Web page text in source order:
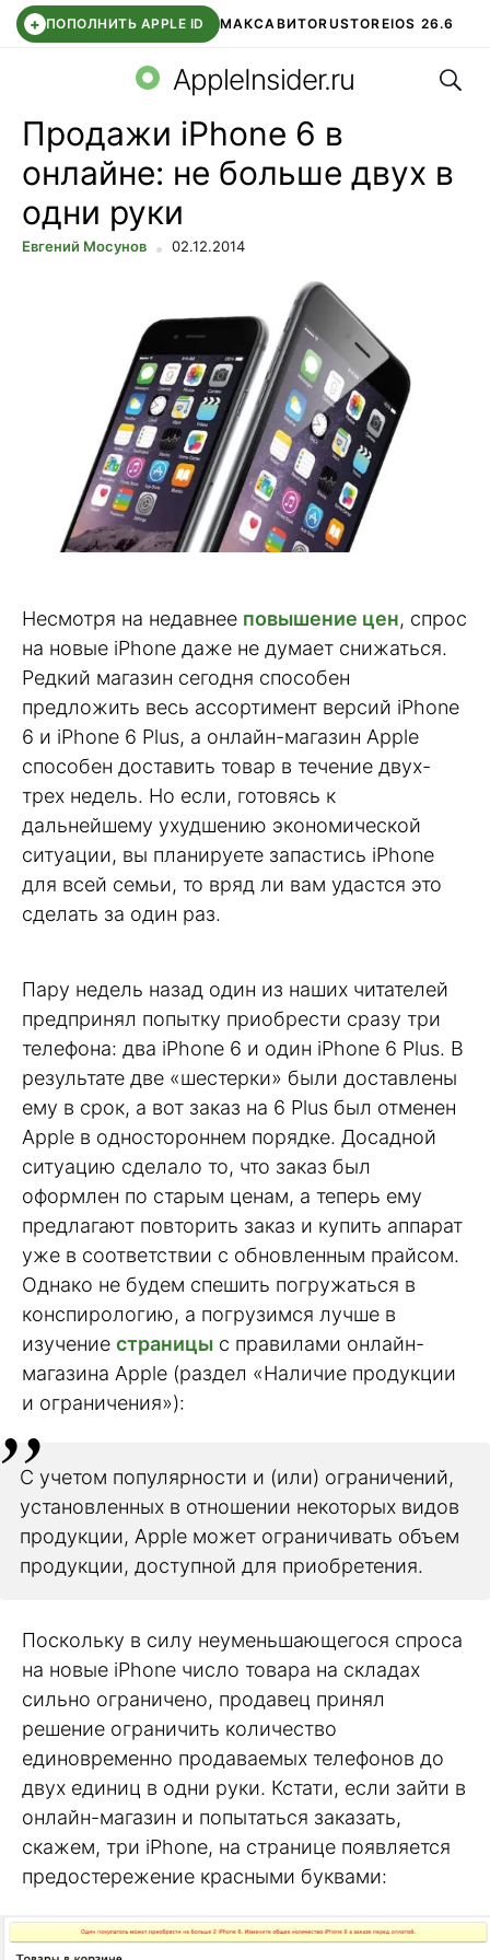
+ ПОПОЛНИТЬ APPLE ID МАКСАВИТОRUSTOREIOS 26.6
СБЕР КИДС ВТБ ОНЛАЙН ЧАТ В ROBLOX
AppleInsider.ru
Продажи iPhone 6 в
онлайне: не больше двух в
одни руки
Евгений Мосунов 02.12.2014
Несмотря на недавнее повышение цен, спрос
на новые iPhone даже не думает снижаться.
Редкий магазин сегодня способен
предложить весь ассортимент версий iPhone
6 и iPhone 6 Plus, а онлайн-магазин Apple
способен доставить товар в течение двух-
трех недель. Но если, готовясь к
дальнейшему ухудшению экономической
ситуации, вы планируете запастись iPhone
для всей семьи, то вряд ли вам удастся это
сделать за один раз.
Пару недель назад один из наших читателей
предпринял попытку приобрести сразу три
телефона: два iPhone 6 и один iPhone 6 Plus. В
результате две «шестерки» были доставлены
ему в срок, а вот заказ на 6 Plus был отменен
Apple в одностороннем порядке. Досадной
ситуацию сделало то, что заказ был
оформлен по старым ценам, а теперь ему
предлагают повторить заказ и купить аппарат
уже в соответствии с обновленным прайсом.
Однако не будем спешить погружаться в
конспирологию, а погрузимся лучше в
изучение страницы с правилами онлайн-
магазина Apple (раздел «Наличие продукции
и ограничения»):
С учетом популярности и (или) ограничений,
установленных в отношении некоторых видов
продукции, Apple может ограничивать объем
продукции, доступной для приобретения.
Поскольку в силу неуменьшающегося спроса
на новые iPhone число товара на складах
сильно ограничено, продавец принял
решение ограничить количество
единовременно продаваемых телефонов до
двух единиц в одни руки. Кстати, если зайти в
онлайн-магазин и попытаться заказать,
скажем, три iPhone, на странице появляется
предостережение красными буквами: